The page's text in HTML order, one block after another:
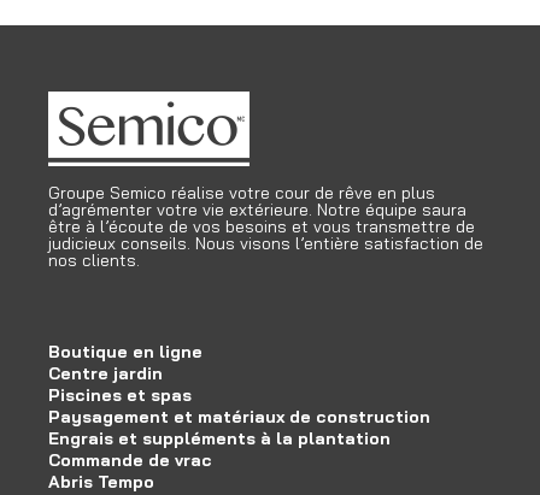
Groupe Semico réalise votre cour de rêve en plus
d’agrémenter votre vie extérieure. Notre équipe saura
être à l’écoute de vos besoins et vous transmettre de
judicieux conseils. Nous visons l’entière satisfaction de
nos clients.
Boutique en ligne
Centre jardin
Piscines et spas
Paysagement et matériaux de construction
Engrais et suppléments à la plantation
Commande de vrac
Abris Tempo